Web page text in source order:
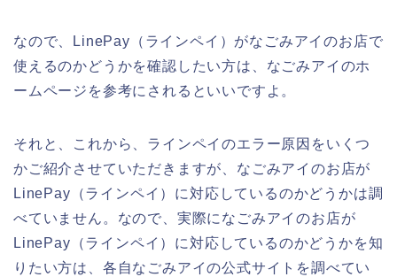
なので、LinePay（ラインペイ）がなごみアイのお店で
使えるのかどうかを確認したい方は、なごみアイのホ
ームページを参考にされるといいですよ。
それと、これから、ラインペイのエラー原因をいくつ
かご紹介させていただきますが、なごみアイのお店が
LinePay（ラインペイ）に対応しているのかどうかは調
べていません。なので、実際になごみアイのお店が
LinePay（ラインペイ）に対応しているのかどうかを知
りたい方は、各自なごみアイの公式サイトを調べてい